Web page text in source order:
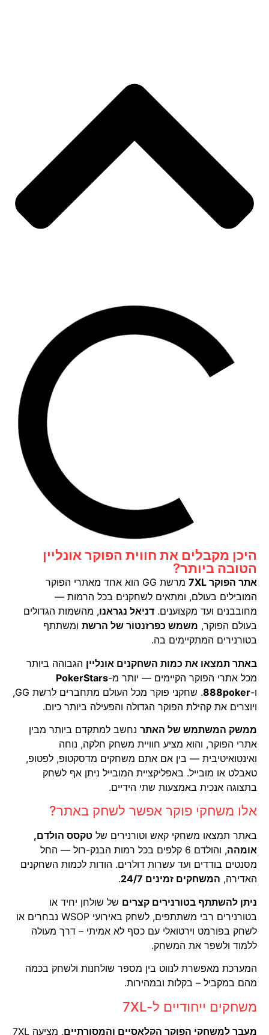
היכן מקבלים את חווית הפוקר אונליין
הטובה ביותר?
אתר הפוקר 7XL
מרשת GG הוא אחד מאתרי הפוקר
המובילים בעולם, ומתאים לשחקנים בכל הרמות —
מחובבנים ועד מקצוענים.דניאל נגראנו, מהשמות הגדולים
בעולם הפוקר,משמש כפרזנטור של הרשתומשתתף
בטורנירים המתקיימים בה.
באתר תמצאו את כמות השחקנים אונלייןהגבוהה ביותר
מכל אתרי הפוקר הקיימים — יותר מ-PokerStars
888poker
. שחקני פוקר מכל העולם מתחברים לרשת GG,
ויוצרים את קהילת הפוקר הגדולה והפעילה ביותר כיום.
ממשק המשתמש של האתרנחשב למתקדם ביותר מבין
אתרי הפוקר, והוא מציע חוויית משחק חלקה, נוחה
ואינטואיטיבית — בין אם אתם משחקים מדסקטופ, לפטופ,
טאבלט או מובייל. באפליקציית המובייל ניתן אף לשחק
בתצוגה אנכית באמצעות שתי הידיים.
אלו משחקי פוקר אפשר לשחק באתר?
באתר תמצאו משחקי קאש וטורנירים שלטקסס הולדם,
אומהה
, והולדם 6 קלפים בכל רמות הבנק-רול — החל
מסנטים בודדים ועד עשרות דולרים. הודות לכמות השחקנים
האדירה,המשחקים זמינים 24/7
.
ניתן להשתתף בטורנירים קצריםשל שולחן יחיד או
בטורנירים רבי משתתפים, לשחק באירועי WSOP נבחרים או
לשחק בפורמט וירטואלי עם כסף לא אמיתי – דרך מעולה
ללמוד ולשפר את המשחק.
המערכת מאפשרת לנווט בין מספר שולחנות ולשחק בכמה
מהם במקביל – בקלות ובמהירות.
משחקים ייחודיים ל-7XL
מעבר למשחקי הפוקר הקלאסיים והמסורתיים , מציעה 7XL